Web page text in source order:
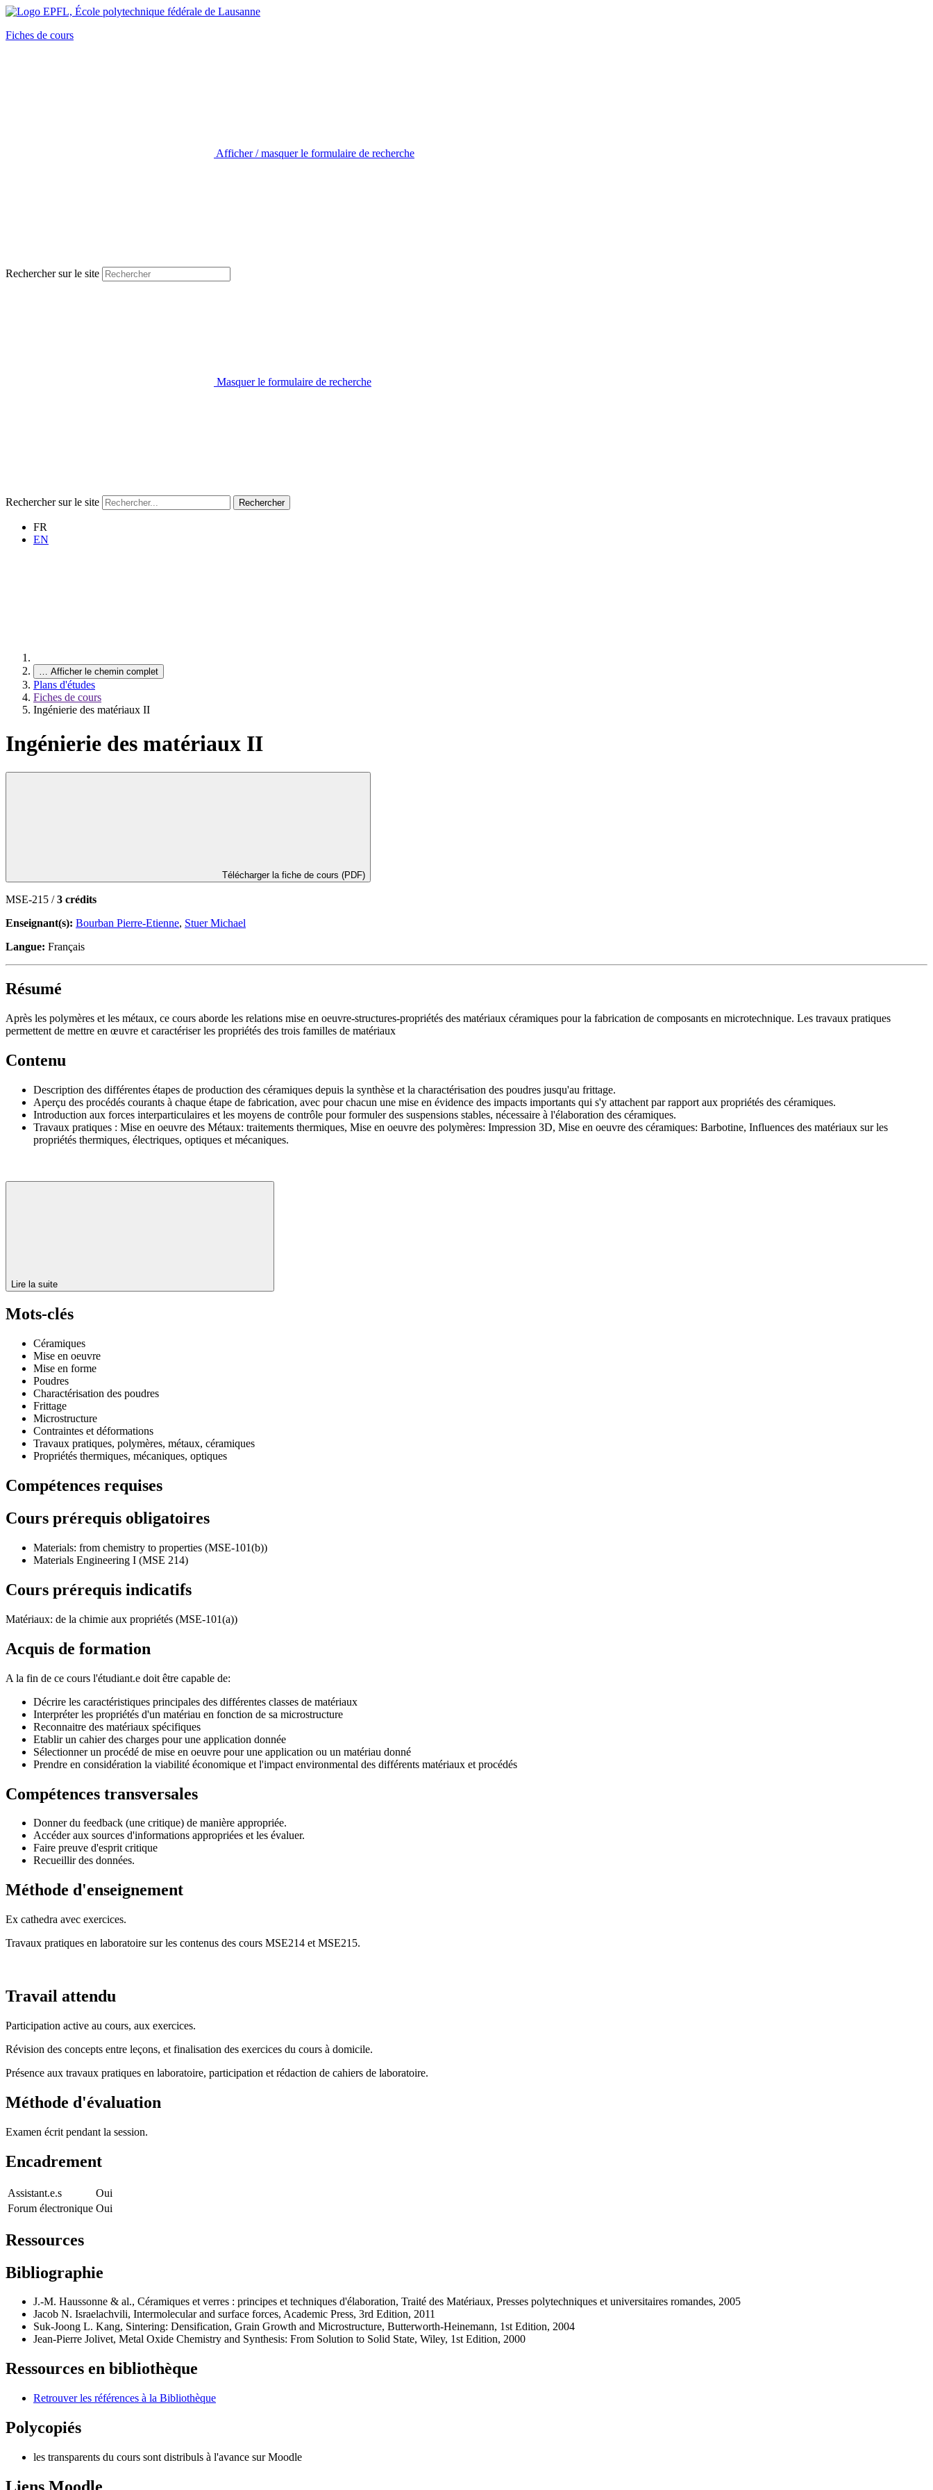
Fiches de cours
Afficher / masquer le formulaire de recherche
Rechercher sur le site
Masquer le formulaire de recherche
Rechercher sur le site Rechercher
FR
EN
… Afficher le chemin complet
Plans d'études
Fiches de cours
Ingénierie des matériaux II
Ingénierie des matériaux II
Télécharger la fiche de cours (PDF)
MSE-215 /3 crédits
Enseignant(s): Bourban Pierre-Etienne, Stuer Michael
Langue: Français
Résumé
Après les polymères et les métaux, ce cours aborde les relations mise en oeuvre-structures-propriétés des matériaux céramiques pour la fabrication de composants en microtechnique. Les travaux pratiques
permettent de mettre en œuvre et caractériser les propriétés des trois familles de matériaux
Contenu
Description des différentes étapes de production des céramiques depuis la synthèse et la charactérisation des poudres jusqu'au frittage.
Aperçu des procédés courants à chaque étape de fabrication, avec pour chacun une mise en évidence des impacts importants qui s'y attachent par rapport aux propriétés des céramiques.
Introduction aux forces interparticulaires et les moyens de contrôle pour formuler des suspensions stables, nécessaire à l'élaboration des céramiques.
Travaux pratiques : Mise en oeuvre des Métaux: traitements thermiques, Mise en oeuvre des polymères: Impression 3D, Mise en oeuvre des céramiques: Barbotine, Influences des matériaux sur les
propriétés thermiques, électriques, optiques et mécaniques.
Lire la suite
Mots-clés
Céramiques
Mise en oeuvre
Mise en forme
Poudres
Charactérisation des poudres
Frittage
Microstructure
Contraintes et déformations
Travaux pratiques, polymères, métaux, céramiques
Propriétés thermiques, mécaniques, optiques
Compétences requises
Cours prérequis obligatoires
Materials: from chemistry to properties (MSE-101(b))
Materials Engineering I (MSE 214)
Cours prérequis indicatifs
Matériaux: de la chimie aux propriétés (MSE-101(a))
Acquis de formation
A la fin de ce cours l'étudiant.e doit être capable de:
Décrire les caractéristiques principales des différentes classes de matériaux
Interpréter les propriétés d'un matériau en fonction de sa microstructure
Reconnaitre des matériaux spécifiques
Etablir un cahier des charges pour une application donnée
Sélectionner un procédé de mise en oeuvre pour une application ou un matériau donné
Prendre en considération la viabilité économique et l'impact environmental des différents matériaux et procédés
Compétences transversales
Donner du feedback (une critique) de manière appropriée.
Accéder aux sources d'informations appropriées et les évaluer.
Faire preuve d'esprit critique
Recueillir des données.
Méthode d'enseignement
Ex cathedra avec exercices.
Travaux pratiques en laboratoire sur les contenus des cours MSE214 et MSE215.
Travail attendu
Participation active au cours, aux exercices.
Révision des concepts entre leçons, et finalisation des exercices du cours à domicile.
Présence aux travaux pratiques en laboratoire, participation et rédaction de cahiers de laboratoire.
Méthode d'évaluation
Examen écrit pendant la session.
Encadrement
Assistant.e.s
Oui
Forum électronique Oui
Ressources
Bibliographie
J.-M. Haussonne & al., Céramiques et verres : principes et techniques d'élaboration, Traité des Matériaux, Presses polytechniques et universitaires romandes, 2005
Jacob N. Israelachvili, Intermolecular and surface forces, Academic Press, 3rd Edition, 2011
Suk-Joong L. Kang, Sintering: Densification, Grain Growth and Microstructure, Butterworth-Heinemann, 1st Edition, 2004
Jean-Pierre Jolivet, Metal Oxide Chemistry and Synthesis: From Solution to Solid State, Wiley, 1st Edition, 2000
Ressources en bibliothèque
Retrouver les références à la Bibliothèque
Polycopiés
les transparents du cours sont distribuls à l'avance sur Moodle